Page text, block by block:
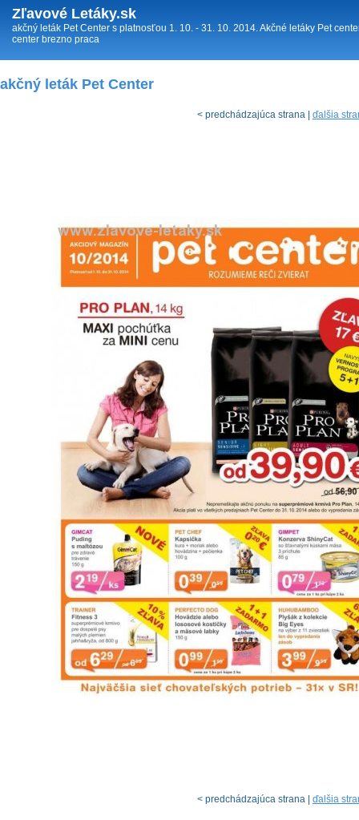
Zľavové Letáky.sk
akčný leták Pet Center s platnosťou 1. 10. - 31. 10. 2014. Akčné letáky Pet
center brezno praca
akčný leták Pet Center
< predchádzajúca strana | ďalšia
< predchádzajúca strana | ďalšia